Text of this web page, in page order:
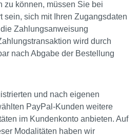
zu können, müssen Sie bei
sein, sich mit Ihren Zugangsdaten
Zahlungsanweisung
wird durch
nach Abgabe der Bestellung
und nach eigenen
PayPal-Kunden weitere
im Kundenkonto anbieten. Auf
Modalitäten haben wir